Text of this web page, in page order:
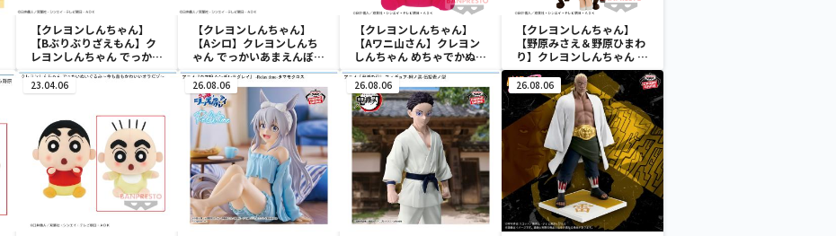
【クレヨンしんちゃん】
【Bぶりぶりざえもん】ク
レヨンしんちゃん でっかい
あまえんぼぬいぐるみ
【クレヨンしんちゃん】
【Aシロ】クレヨンしんち
ゃん でっかいあまえんぼぬ
いぐるみ
【クレヨンしんちゃん】
【Aワニ山さん】クレヨン
しんちゃん めちゃでかぬい
ぐるみ～ワニ山さん～
【クレヨンしんちゃん】
【野原みさえ＆野原ひまわ
り】クレヨンしんちゃん 野
原家フィギュア～家族写真
～vol.2
23.04.06 26.08.06 26.08.06 26.08.06